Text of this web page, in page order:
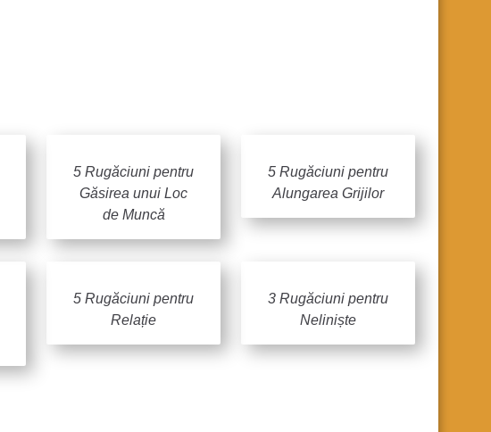
5 Rugăciuni pentru
Găsirea unui Loc
de Muncă
5 Rugăciuni pentru
Alungarea Grijilor
5 Rugăciuni pentru
Relație
3 Rugăciuni pentru
Neliniște